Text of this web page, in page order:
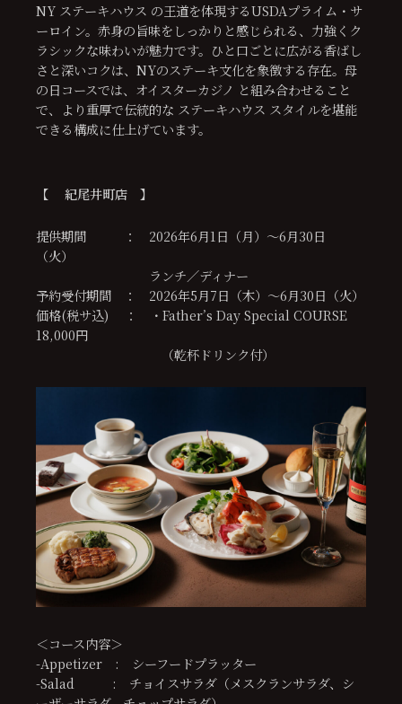
NY ステーキハウス の王道を体現するUSDAプライム・サ
ーロイン。赤身の旨味をしっかりと感じられる、力強くク
ラシックな味わいが魅力です。ひと口ごとに広がる香ばし
さと深いコクは、NYのステーキ文化を象徴する存在。母
の日コースでは、オイスターカジノ と組み合わせること
で、より重厚で伝統的な ステーキハウス スタイルを堪能
できる構成に仕上げています。
【 紀尾井町店 】
提供期間 ： 2026年6月1日（月）〜6月30日
（火）
ランチ／ディナー
予約受付期間 ： 2026年5月7日（木）〜6月30日（火）
価格(税サ込) ： ・Father’s Day Special COURSE
18,000円
（乾杯ドリンク付）
＜コース内容＞
-Appetizer : シーフードプラッター
-Salad : チョイスサラダ（メスクランサラダ、シ